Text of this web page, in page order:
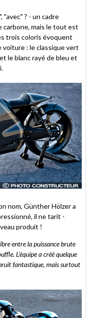
"avec" ? - un cadre
carbone, mais le tout est
trois coloris évoquent
voiture : le classique vert
le blanc rayé de bleu et
nom, Günther Hölzer a
il ne tarit -
produit !
entre la puissance brute
L'équipe a créé quelque
fantastique, mais surtout